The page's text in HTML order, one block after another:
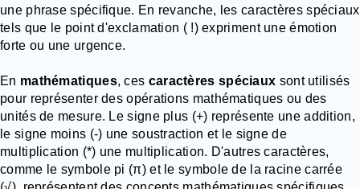
une phrase spécifique. En revanche, les caractères spéciaux
tels que le point d'exclamation ( !) expriment une émotion
forte ou une urgence.
En mathématiques, ces caractères spéciaux sont utilisés
pour représenter des opérations mathématiques ou des
unités de mesure. Le signe plus (+) représente une addition,
le signe moins (-) une soustraction et le signe de
multiplication (*) une multiplication. D'autres caractères,
comme le symbole pi (π) et le symbole de la racine carrée